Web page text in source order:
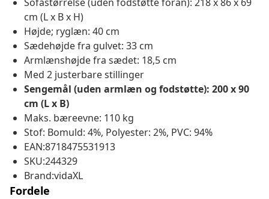
cm (L x B x H)
Højde; ryglæn: 40 cm
Sædehøjde fra gulvet: 33 cm
Armlænshøjde fra sædet: 18,5 cm
Med 2 justerbare stillinger
Sengemål (uden armlæn og fodstøtte): 200 x 90
cm (L x B)
Maks. bæreevne: 110 kg
Stof: Bomuld: 4%, Polyester: 2%, PVC: 94%
EAN:8718475531913
SKU:244329
Brand:vidaXL
Fordele